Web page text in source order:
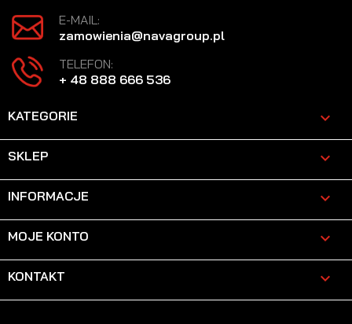
E-MAIL:
zamowienia@navagroup.pl
TELEFON:
+ 48 888 666 536
KATEGORIE 
SKLEP 
INFORMACJE 
MOJE KONTO 
KONTAKT keyboard_arrow_down